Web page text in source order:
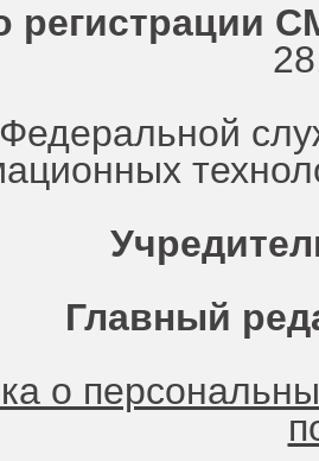
регистрации
Главный
о